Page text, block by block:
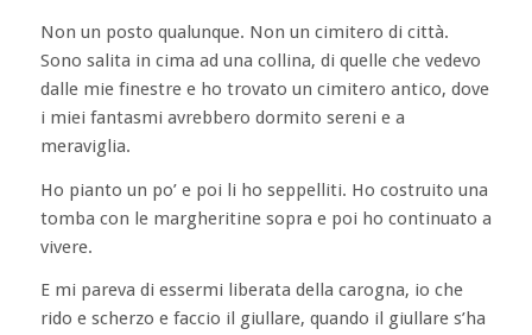
Non un posto qualunque. Non un cimitero di città.
Sono salita in cima ad una collina, di quelle che vedevo
dalle mie finestre e ho trovato un cimitero antico, dove
i miei fantasmi avrebbero dormito sereni e a
meraviglia.
Ho pianto un po’ e poi li ho seppelliti. Ho costruito una
tomba con le margheritine sopra e poi ho continuato a
vivere.
E mi pareva di essermi liberata della carogna, io che
rido e scherzo e faccio il giullare, quando il giullare s’ha